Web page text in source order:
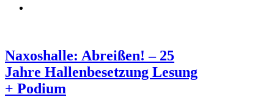
Naxoshalle: Abreißen! – 25
Jahre Hallenbesetzung Lesung
+ Podium